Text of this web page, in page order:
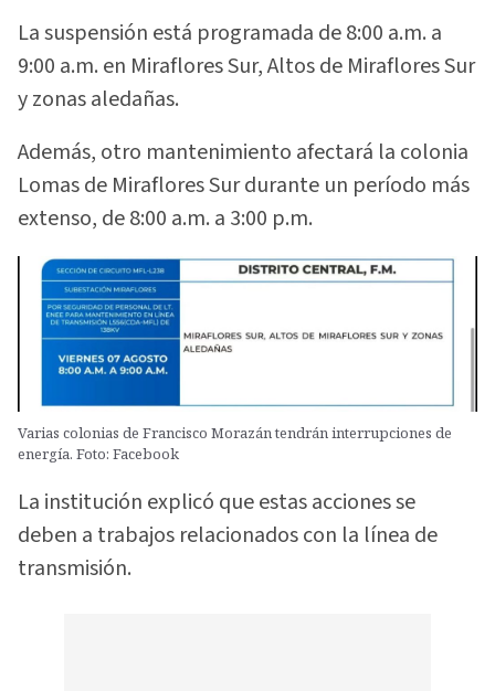
La suspensión está programada de 8:00 a.m. a
9:00 a.m. en Miraflores Sur, Altos de Miraflores Sur
y zonas aledañas.
Además, otro mantenimiento afectará la colonia
Lomas de Miraflores Sur durante un período más
extenso, de 8:00 a.m. a 3:00 p.m.
Varias colonias de Francisco Morazán tendrán interrupciones de
energía. Foto: Facebook
La institución explicó que estas acciones se
deben a trabajos relacionados con la línea de
transmisión.